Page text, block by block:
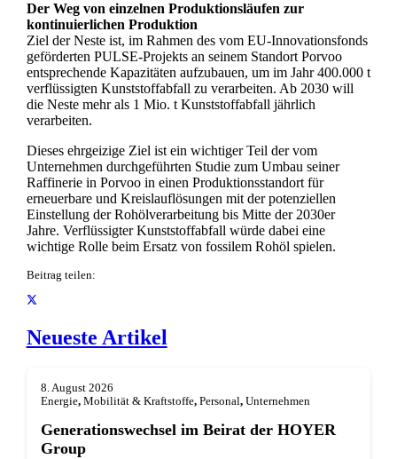
Der Weg von einzelnen Produktionsläufen zur
kontinuierlichen Produktion
Ziel der Neste ist, im Rahmen des vom EU-Innovationsfonds
geförderten PULSE-Projekts an seinem Standort Porvoo
entsprechende Kapazitäten aufzubauen, um im Jahr 400.000 t
verflüssigten Kunststoffabfall zu verarbeiten. Ab 2030 will
die Neste mehr als 1 Mio. t Kunststoffabfall jährlich
verarbeiten.
Dieses ehrgeizige Ziel ist ein wichtiger Teil der vom
Unternehmen durchgeführten Studie zum Umbau seiner
Raffinerie in Porvoo in einen Produktionsstandort für
erneuerbare und Kreislauflösungen mit der potenziellen
Einstellung der Rohölverarbeitung bis Mitte der 2030er
Jahre. Verflüssigter Kunststoffabfall würde dabei eine
wichtige Rolle beim Ersatz von fossilem Rohöl spielen.
Beitrag teilen:
Neueste Artikel
8. August 2026
Energie, Mobilität & Kraftstoffe, Personal, Unternehmen
Generationswechsel im Beirat der HOYER
Group